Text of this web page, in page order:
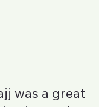
was a great